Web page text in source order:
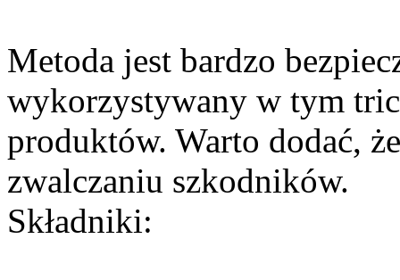
Metoda jest bardzo
wykorzystywany w tym
produktów. Warto dodać,
zwalczaniu szkodników.
Składniki: